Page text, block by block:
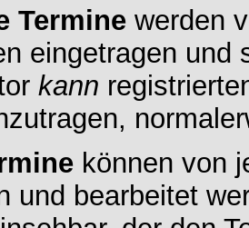
Termine werden
eingetragen und
kann
können von
und bearbeitet